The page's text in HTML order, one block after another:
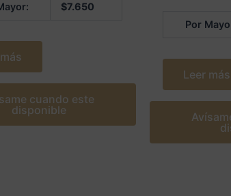
$7.650
cuando este
disponible
Por
Leer más